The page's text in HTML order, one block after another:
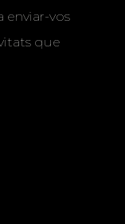
enviar-vos
que